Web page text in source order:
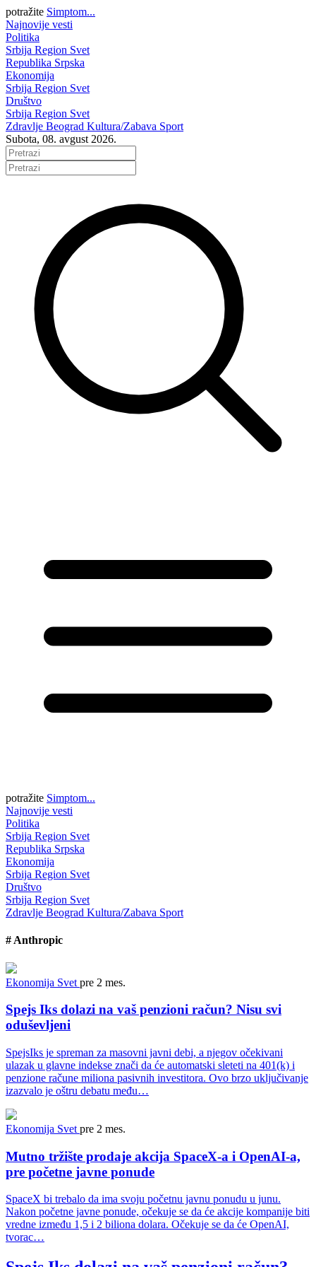
potražite Simptom...
Najnovije vesti
Politika
Srbija Region Svet
Republika Srpska
Ekonomija
Srbija Region Svet
Društvo
Srbija Region Svet
Zdravlje Beograd Kultura/Zabava Sport
Subota, 08. avgust 2026.
potražite Simptom...
Najnovije vesti
Politika
Srbija Region Svet
Republika Srpska
Ekonomija
Srbija Region Svet
Društvo
Srbija Region Svet
Zdravlje Beograd Kultura/Zabava Sport
# Anthropic
Ekonomija Svet pre 2 mes.
Spejs Iks dolazi na vaš penzioni račun? Nisu svi
oduševljeni
SpejsIks je spreman za masovni javni debi, a njegov očekivani
ulazak u glavne indekse znači da će automatski sleteti na 401(k) i
penzione račune miliona pasivnih investitora. Ovo brzo uključivanje
izazvalo je oštru debatu među…
Ekonomija Svet pre 2 mes.
Mutno tržište prodaje akcija SpaceX-a i OpenAI-a,
pre početne javne ponude
SpaceX bi trebalo da ima svoju početnu javnu ponudu u junu.
Nakon početne javne ponude, očekuje se da će akcije kompanije biti
vredne između 1,5 i 2 biliona dolara. Očekuje se da će OpenAI,
tvorac…